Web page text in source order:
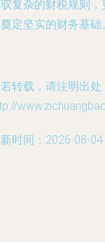
复杂的财税规则
定坚实的财务基础
转载，请注明出处
时间：2026-08-04